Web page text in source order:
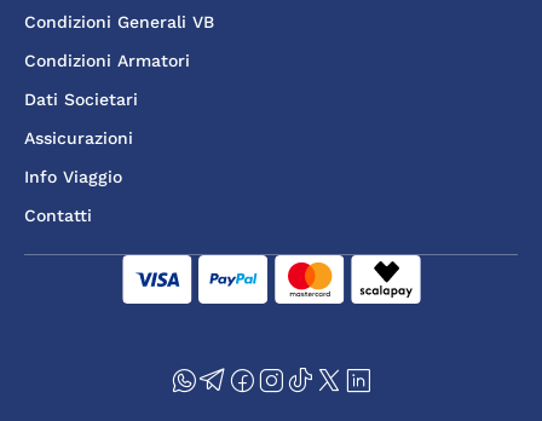
Condizioni Generali VB
Condizioni Armatori
Dati Societari
Assicurazioni
Info Viaggio
Contatti